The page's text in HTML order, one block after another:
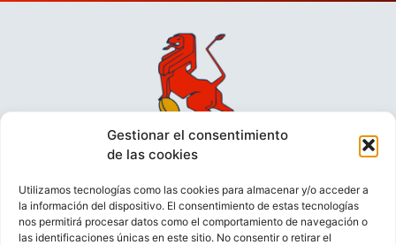
Gestionar el consentimiento
de las cookies
Utilizamos tecnologías como las cookies para almacenar y/o acceder a
la información del dispositivo. El consentimiento de estas tecnologías
nos permitirá procesar datos como el comportamiento de navegación o
las identificaciones únicas en este sitio. No consentir o retirar el